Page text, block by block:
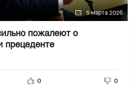
5 марта 2026
пожалеют о
прецеденте
0 0